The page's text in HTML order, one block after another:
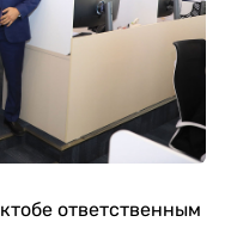
ответственным